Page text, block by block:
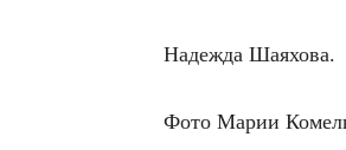
Надежда Шаяхова.
Фото Марии